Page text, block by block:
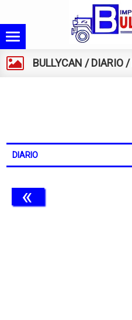
BULLYCAN / DIARIO /
DIARIO
«